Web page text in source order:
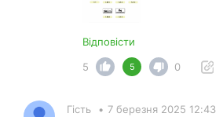
Відповісти
5
5 0
Гість • 7 березня 2025 12:43